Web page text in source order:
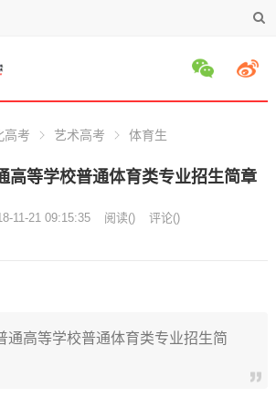
高考 艺术高考 体育生
高等学校普通体育类专业招生简章
11-21 09:15:35 阅读() 评论()
通高等学校普通体育类专业招生简